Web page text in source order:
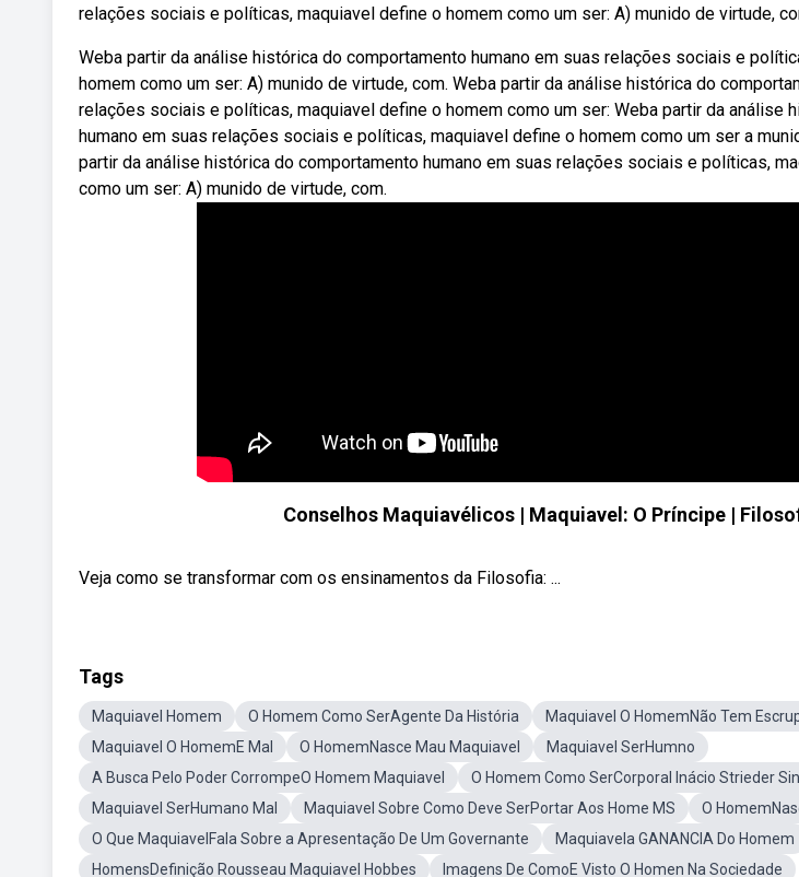
relações sociais e políticas, maquiavel define o homem como um ser: A) munido de virtude,
Weba partir da análise histórica do comportamento humano em suas relações sociais e
homem como um ser: A) munido de virtude, com. Weba partir da análise histórica do
relações sociais e políticas, maquiavel define o homem como um ser: Weba partir da análise
humano em suas relações sociais e políticas, maquiavel define o homem como um ser a
partir da análise histórica do comportamento humano em suas relações sociais e políticas,
como um ser: A) munido de virtude, com.
Conselhos Maquiavélicos | Maquiavel: O Príncipe |
Veja como se transformar com os ensinamentos da Filosofia: ...
Tags
Maquiavel Homem O Homem Como SerAgente Da História
Maquiavel O HomemNão Tem
Maquiavel O HomemE Mal
O HomemNasce Mau Maquiavel
Maquiavel SerHumno
A Busca Pelo Poder CorrompeO Homem Maquiavel
O Homem Como SerCorporal Inácio Strieder
Maquiavel SerHumano Mal
Maquiavel Sobre Como Deve SerPortar Aos Home MS
O
O Que MaquiavelFala Sobre a Apresentação De Um Governante
Maquiavela GANANCIA Do Homem
HomensDefinição Rousseau Maquiavel Hobbes
Imagens De ComoE Visto O Homen Na Sociedade